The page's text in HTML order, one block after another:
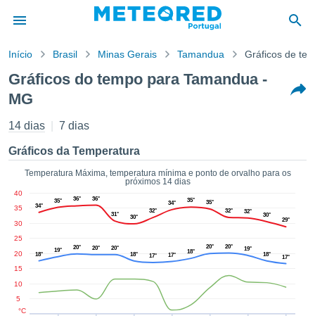
da
por
que as
a este
das
forma
digital
Início Brasil Minas Gerais Tamandua Gráficos de
Gráficos do tempo para Tamandua -
MG
14 dias 7 dias
Gráficos da Temperatura
Temperatura Máxima, temperatura mínima e ponto de orvalho para os
próximos 14 dias
5
10
15
20
25
30
35
40
°C
34°
35° 36° 36°
31° 30°
32°
34° 35°
35°
32°
32°
30°
29°
18°
19° 20° 20°
20°
18°
17° 17°
18°
20° 20°
19°
18°
17°